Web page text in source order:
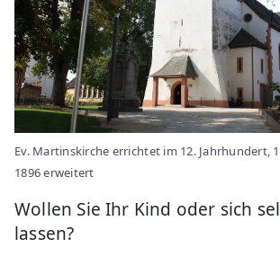
Ev. Martinskirche errichtet im 12. Jahrhundert,
1896 erweitert
Wollen Sie Ihr Kind oder sich
lassen?